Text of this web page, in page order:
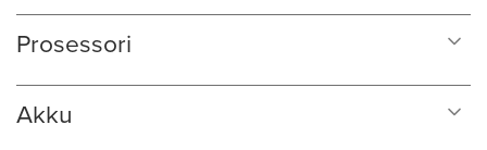
Prosessori
Akku